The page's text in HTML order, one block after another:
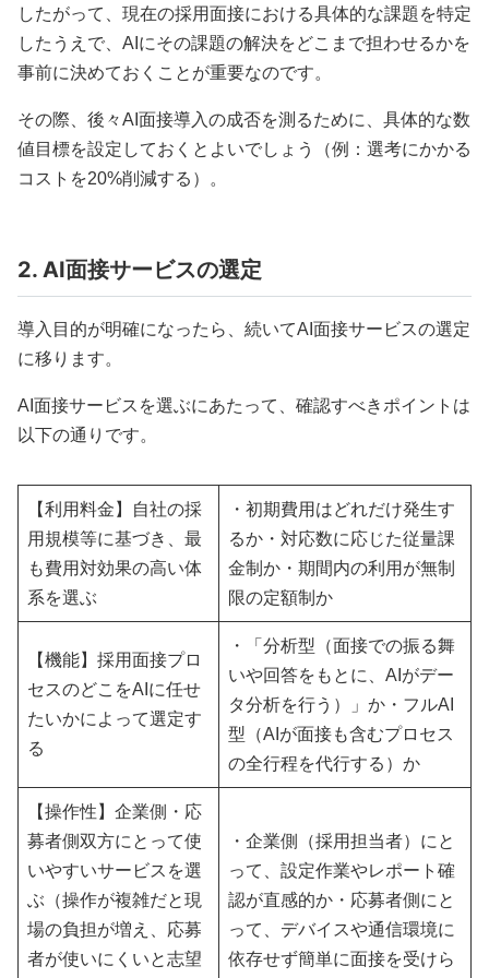
したがって、現在の採用面接における具体的な課題を特定
したうえで、AIにその課題の解決をどこまで担わせるかを
事前に決めておくことが重要なのです。
その際、後々AI面接導入の成否を測るために、具体的な数
値目標を設定しておくとよいでしょう（例：選考にかかる
コストを20%削減する）。
2. AI面接サービスの選定
導入目的が明確になったら、続いてAI面接サービスの選定
に移ります。
AI面接サービスを選ぶにあたって、確認すべきポイントは
以下の通りです。
【利用料金】自社の採
用規模等に基づき、最
も費用対効果の高い体
系を選ぶ
・初期費用はどれだけ発生す
るか・対応数に応じた従量課
金制か・期間内の利用が無制
限の定額制か
【機能】採用面接プロ
セスのどこをAIに任せ
たいかによって選定す
る
・「分析型（面接での振る舞
いや回答をもとに、AIがデー
タ分析を行う）」か・フルAI
型（AIが面接も含むプロセス
の全行程を代行する）か
【操作性】企業側・応
募者側双方にとって使
いやすいサービスを選
ぶ（操作が複雑だと現
場の負担が増え、応募
者が使いにくいと志望
・企業側（採用担当者）にと
って、設定作業やレポート確
認が直感的か・応募者側にと
って、デバイスや通信環境に
依存せず簡単に面接を受けら